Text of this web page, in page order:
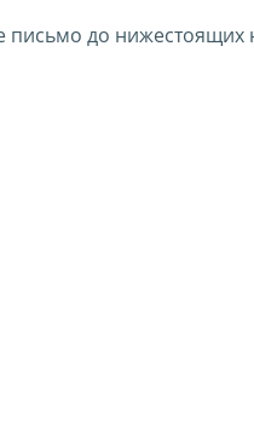
письмо до нижестоящих